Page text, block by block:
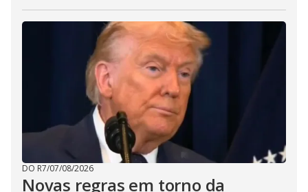
DO R7/07/08/2026
Novas regras em torno da